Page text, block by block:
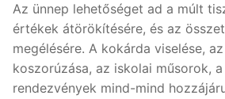
Az ünnep lehetőséget ad a múlt
értékek átörökítésére, és az
megélésére. A kokárda viselése,
koszorúzása, az iskolai műsorok,
rendezvények mind-mind